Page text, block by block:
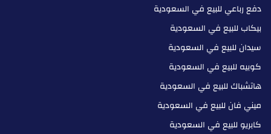
دفع رباعي للبيع في السعودية
بيكاب للبيع في السعودية
سيدان للبيع في السعودية
كوبيه للبيع في السعودية
هاتشباك للبيع في السعودية
ميني فان للبيع في السعودية
كابريو للبيع في السعودية